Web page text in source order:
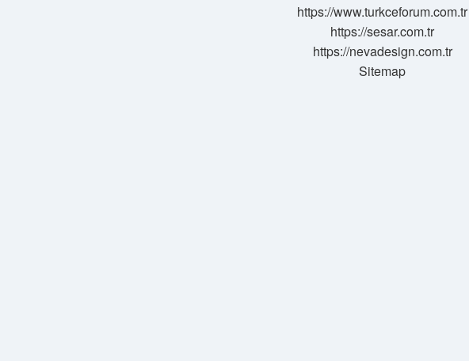
https://www.turkceforum.com.tr
https://sesar.com.tr
https://nevadesign.com.tr
Sitemap